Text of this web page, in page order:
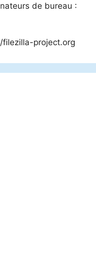
de bureau :
filezilla-project.org